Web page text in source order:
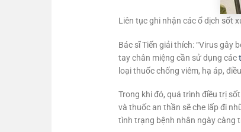
Liên tục ghi nhận các ổ dịch sốt
Bác sĩ Tiến giải thích: “Virus gây
tay chân miệng cần sử dụng các
loại thuốc chống viêm, hạ áp,
Trong khi đó, quá trình điều trị
và thuốc an thần sẽ che lấp đi
tình trạng bệnh nhân ngày càng